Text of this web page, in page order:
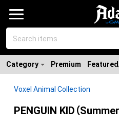
Category Premium
Voxel Animal Collection
PENGUIN KID（